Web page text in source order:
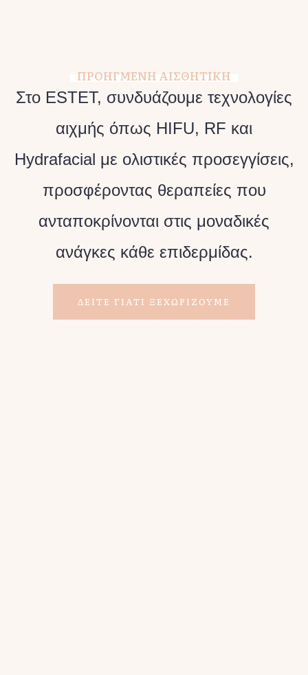
ΠΡΟΗΓΜΕΝΗ ΑΙΣΘΗΤΙΚΗ
Στο ESTET, συνδυάζουμε τεχνολογίες
αιχμής όπως HIFU, RF και
Hydrafacial με ολιστικές προσεγγίσεις,
προσφέροντας θεραπείες που
ανταποκρίνονται στις μοναδικές
ανάγκες κάθε επιδερμίδας.
ΔΕΙΤΕ ΓΙΑΤΙ ΞΕΧΩΡΙΖΟΥΜΕ